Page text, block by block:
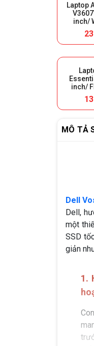
Laptop
inch/
Core 5-
SSD
6GB/
inch/
Core
MÔ TẢ
Dell
Dell,
một
SSD
giản
1.